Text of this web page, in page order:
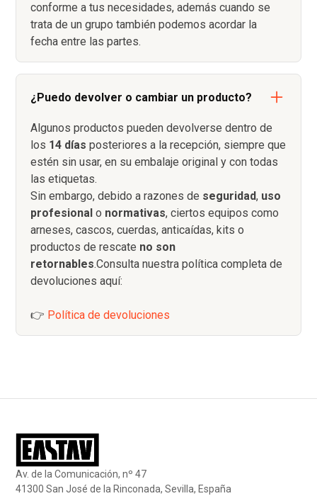
conforme a tus necesidades, además cuando se
trata de un grupo también podemos acordar la
fecha entre las partes.
¿Puedo devolver o cambiar un producto?
Algunos productos pueden devolverse dentro de
los 14 días posteriores a la recepción, siempre que
estén sin usar, en su embalaje original y con todas
las etiquetas.
Sin embargo, debido a razones de seguridad, uso
profesional o normativas, ciertos equipos como
arneses, cascos, cuerdas, anticaídas, kits o
productos de rescate no son
retornables.Consulta nuestra política completa de
devoluciones aquí:
👉 Política de devoluciones
Av. de la Comunicación, nº 47
41300 San José de la Rinconada, Sevilla, España